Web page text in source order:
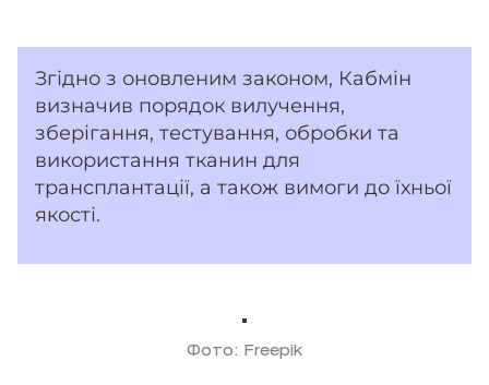
Згідно з оновленим законом, Кабмін
визначив порядок вилучення,
зберігання, тестування, обробки та
використання тканин для
трансплантації, а також вимоги до їхньої
якості.
Фото: Freepik